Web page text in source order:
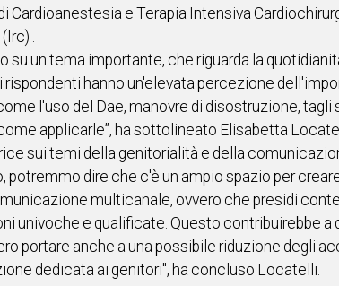
Cardioanestesia e Terapia Intensiva
.
un tema importante, che riguarda la
hanno un'elevata percezione
l'uso del Dae, manovre di disostruzione,
applicarle”, ha sottolineato Elisabetta
sui temi della genitorialità e della
potremmo dire che c'è un ampio spazio per
multicanale, ovvero che presidi
univoche e qualificate. Questo contribuirebbe
portare anche a una possibile riduzione degli
dedicata ai genitori", ha concluso Locatelli.